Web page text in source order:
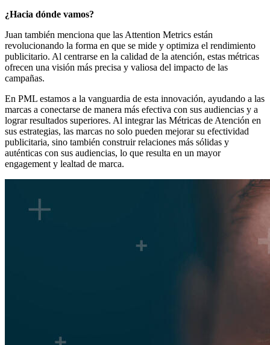
¿Hacia dónde vamos?
Juan también menciona que las Attention Metrics están
revolucionando la forma en que se mide y optimiza el rendimiento
publicitario. Al centrarse en la calidad de la atención, estas métricas
ofrecen una visión más precisa y valiosa del impacto de las
campañas.
En PML estamos a la vanguardia de esta innovación, ayudando a las
marcas a conectarse de manera más efectiva con sus audiencias y a
lograr resultados superiores. Al integrar las Métricas de Atención en
sus estrategias, las marcas no solo pueden mejorar su efectividad
publicitaria, sino también construir relaciones más sólidas y
auténticas con sus audiencias, lo que resulta en un mayor
engagement y lealtad de marca.